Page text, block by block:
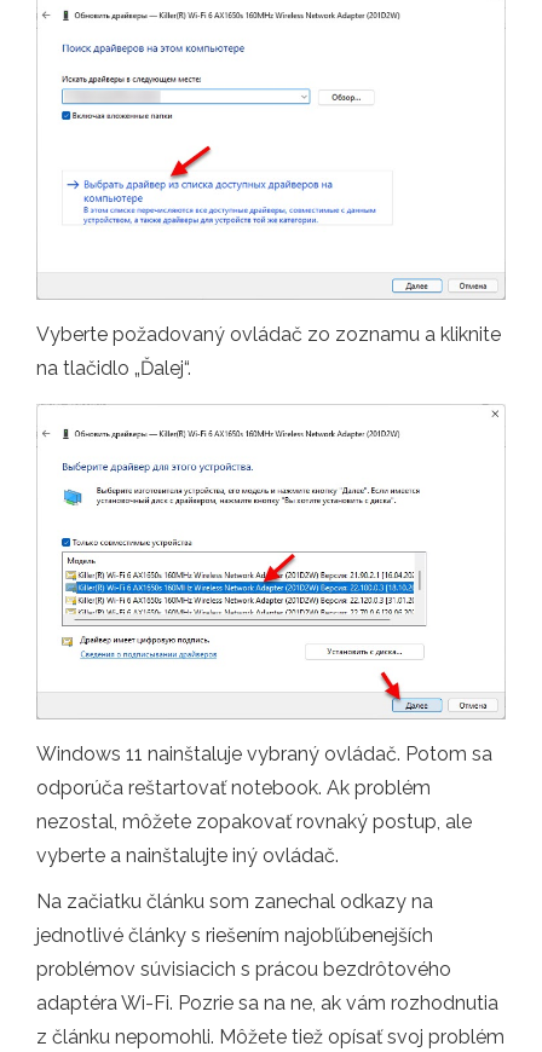
Vyberte požadovaný ovládač zo zoznamu a kliknite
na tlačidlo „Ďalej“.
Windows 11 nainštaluje vybraný ovládač. Potom sa
odporúča reštartovať notebook. Ak problém
nezostal, môžete zopakovať rovnaký postup, ale
vyberte a nainštalujte iný ovládač.
Na začiatku článku som zanechal odkazy na
jednotlivé články s riešením najobľúbenejších
problémov súvisiacich s prácou bezdrôtového
adaptéra Wi-Fi. Pozrie sa na ne, ak vám rozhodnutia
z článku nepomohli. Môžete tiež opísať svoj problém